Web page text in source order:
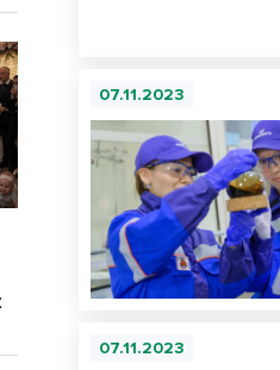
07.11.2023
07.11.2023